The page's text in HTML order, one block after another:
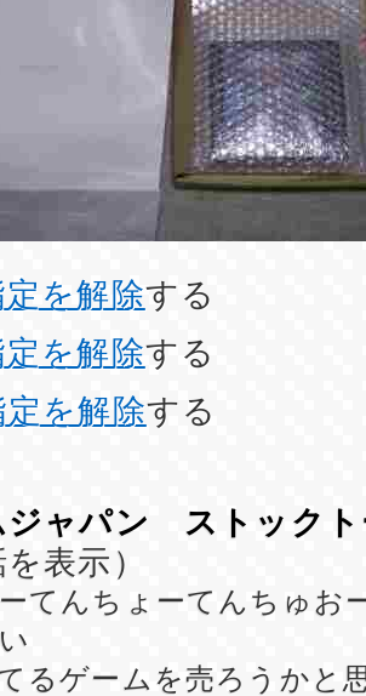
を解除する
を解除する
を解除する
ジャパン ストックト
表示）
てんちょーてんちゅお
るゲームを売ろうかと